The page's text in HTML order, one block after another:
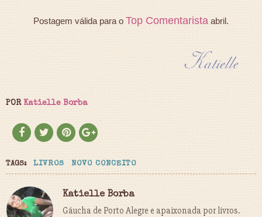
Postagem válida para oTop Comentarista abril.
PORKatielle Borba
TAGS: LIVROS NOVO CONCEITO
Katielle Borba
Gáucha de Porto Alegre e apaixonada por livros.